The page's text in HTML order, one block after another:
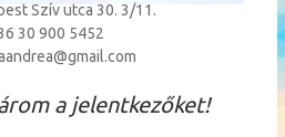
Szív utca 30. 3/11.
30 900 5452
a jelentkezőket!